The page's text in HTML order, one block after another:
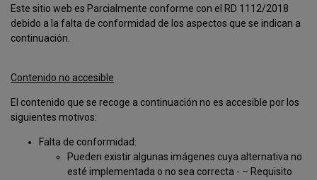
Este sitio web es Parcialmente conforme con el RD 1112/2018
debido a la falta de conformidad de los aspectos que se indican a
continuación.
Contenido no accesible
El contenido que se recoge a continuación no es accesible por los
siguientes motivos:
Falta de conformidad:
Pueden existir algunas imágenes cuya alternativa no
esté implementada o no sea correcta - – Requisito